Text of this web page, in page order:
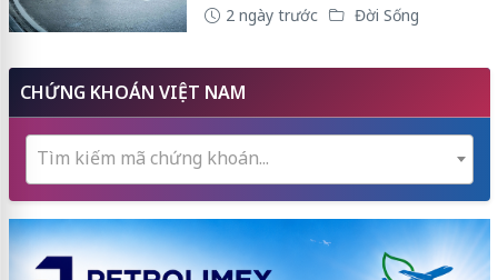
2 ngày trước Đời Sống
CHỨNG KHOÁN VIỆT NAM
Tìm kiếm mã chứng khoán...